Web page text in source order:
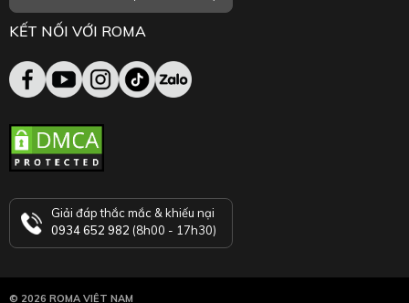
KẾT NỐI VỚI ROMA
Giải đáp thắc mắc & khiếu nại
0934 652 982 (8h00 - 17h30)
© 2026 ROMA VIỆT NAM